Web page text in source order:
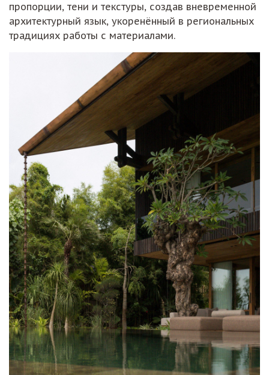
пропорции, тени и текстуры, создав вневременной
архитектурный язык, укоренённый в региональных
традициях работы с материалами.